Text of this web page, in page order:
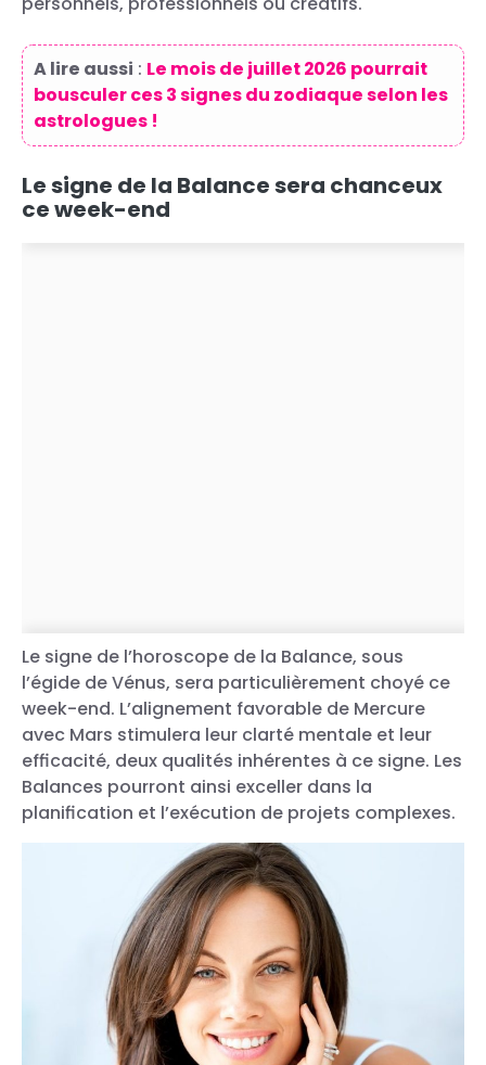
A lire aussi : Le mois de juillet 2026 pourrait
bousculer ces 3 signes du zodiaque selon les
astrologues !
Le signe de la Balance sera chanceux
ce week-end
Le signe de l’horoscope de la Balance, sous
l’égide de Vénus, sera particulièrement choyé ce
week-end. L’alignement favorable de Mercure
avec Mars stimulera leur clarté mentale et leur
efficacité, deux qualités inhérentes à ce signe. Les
Balances pourront ainsi exceller dans la
planification et l’exécution de projets complexes.